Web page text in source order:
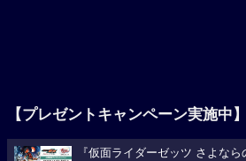
【プレゼントキャンペーン実施中】
『仮面ライダーゼッツ さよな